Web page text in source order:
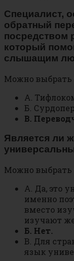
Специалист,
обратный
посредством
который
слышащим
Можно выбрать
А.
Б.
В.
Является ли
Можно выбрать
А. Да, это
именно
вместо
изучают
Б. Нет.
В. Для
язык